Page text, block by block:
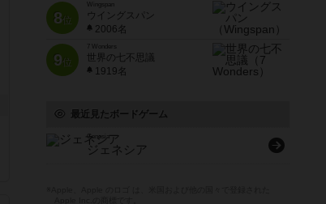
8位
Wingspan
ウイングスパン
2006名
9位
7 Wonders
世界の七不思議
1919名
最近見たボードゲーム
Genesia
ジェネシア